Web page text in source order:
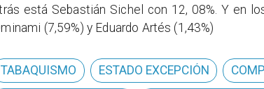
está Sebastián Sichel con 12, 08%. Y en
(7,59%) y Eduardo Artés (1,43%)
TABAQUISMO ESTADO EXCEPCIÓN